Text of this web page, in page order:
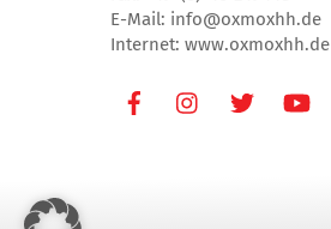
E-Mail: info@oxmoxhh.de
Internet: www.oxmoxhh.de
FacebookInstagramTwitter